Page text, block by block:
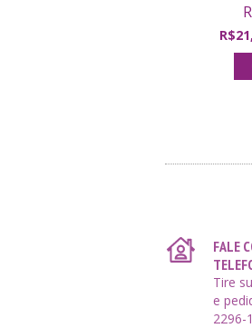
FALE
Tire
e
2296-